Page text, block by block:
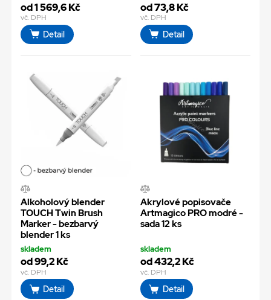
od 1 569,6 Kč
vč. DPH
Detail
od 73,8 Kč
vč. DPH
Detail
Alkoholový blender
TOUCH Twin Brush
Marker - bezbarvý
blender 1 ks
skladem
od 99,2 Kč
vč. DPH
Detail
Akrylové popisovače
Artmagico PRO modré -
sada 12 ks
skladem
od 432,2 Kč
vč. DPH
Detail